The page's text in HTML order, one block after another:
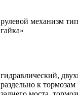
рулевой механизм
гайка»
гидравлический,
раздельно к